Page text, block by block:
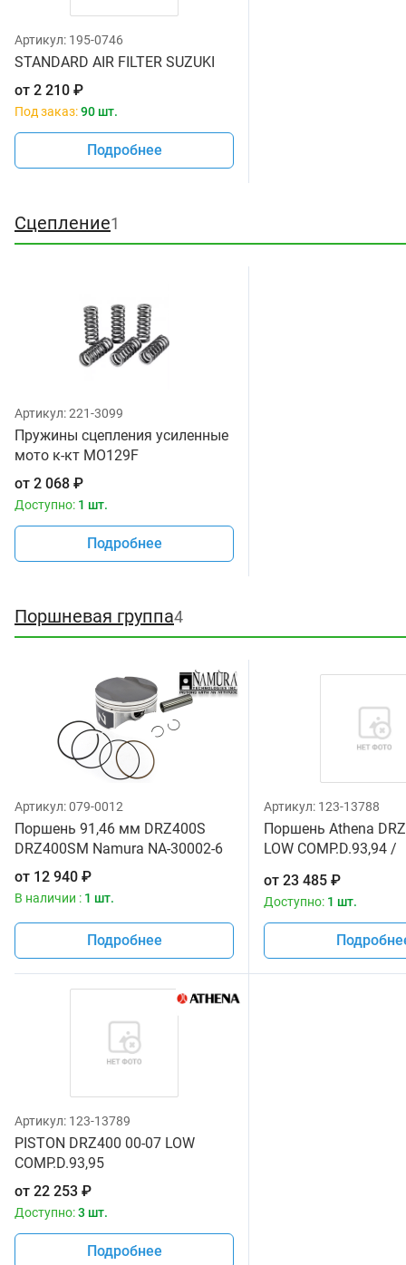
Артикул: 195-0746
STANDARD AIR FILTER SUZUKI
от 2 210 ₽
Под заказ:90 шт.
Подробнее
Сцепление1
Артикул:221-3099
Пружины сцепления усиленные
мото к-кт MO129F
от 2 068 ₽
Доступно: 1 шт.
Подробнее
Поршневая группа4
Артикул:079-0012
Поршень 91,46 мм DRZ400S
DRZ400SM Namura NA-30002-6
от 12 940 ₽
В наличии : 1 шт.
Подробнее
Артикул: 123-13788
Поршень Athena
LOW COMP.D.93,94 /
от 23 485 ₽
Доступно: 1 шт.
Артикул: 123-13789
PISTON DRZ400 00-07 LOW
COMP.D.93,95
от 22 253 ₽
Доступно:3 шт.
Подробнее